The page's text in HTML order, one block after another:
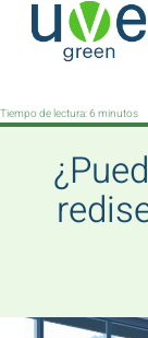
Tiempo de lectura:6 minutos